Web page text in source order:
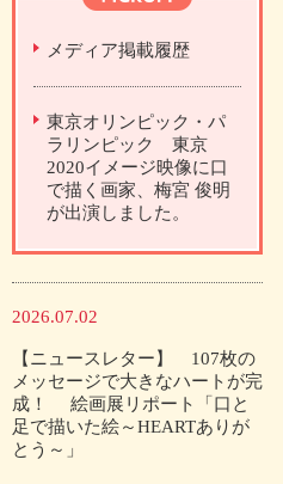
メディア掲載履歴
東京オリンピック・パ
ラリンピック 東京
2020イメージ映像に口
で描く画家、梅宮 俊明
が出演しました。
2026.07.02
【ニュースレター】 107枚の
メッセージで大きなハートが完
成！ 絵画展リポート「口と
足で描いた絵～HEARTありが
とう～」